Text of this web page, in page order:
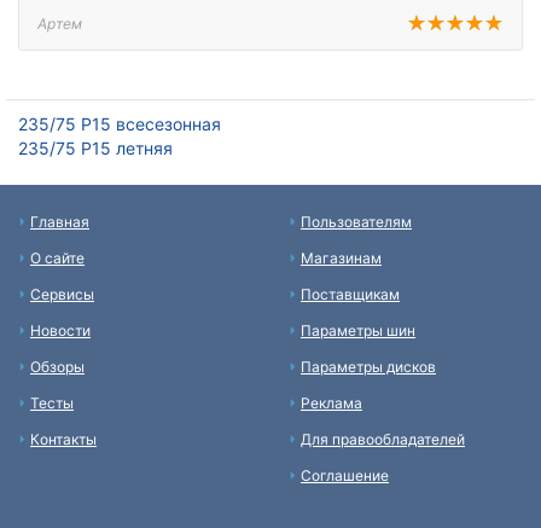
Артем
235/75 Р15 всесезонная
235/75 Р15 летняя
Главная
О сайте
Сервисы
Новости
Обзоры
Тесты
Контакты
Пользователям
Магазинам
Поставщикам
Параметры шин
Параметры дисков
Реклама
Для правообладателей
Соглашение